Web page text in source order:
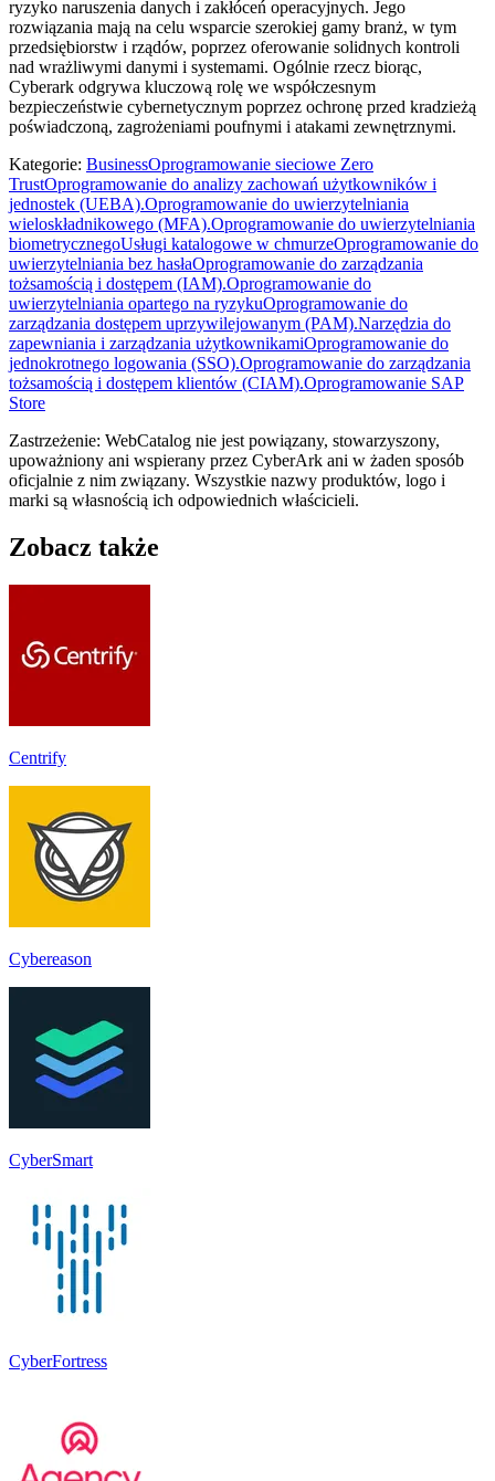
ryzyko naruszenia danych i zakłóceń operacyjnych. Jego
rozwiązania mają na celu wsparcie szerokiej gamy branż, w tym
przedsiębiorstw i rządów, poprzez oferowanie solidnych kontroli
nad wrażliwymi danymi i systemami. Ogólnie rzecz biorąc,
Cyberark odgrywa kluczową rolę we współczesnym
bezpieczeństwie cybernetycznym poprzez ochronę przed kradzieżą
poświadczoną, zagrożeniami poufnymi i atakami zewnętrznymi.
Kategorie: BusinessOprogramowanie sieciowe Zero
TrustOprogramowanie do analizy zachowań użytkowników i
jednostek (UEBA).Oprogramowanie do uwierzytelniania
wieloskładnikowego (MFA).Oprogramowanie do uwierzytelniania
biometrycznegoUsługi katalogowe w chmurzeOprogramowanie do
uwierzytelniania bez hasłaOprogramowanie do zarządzania
tożsamością i dostępem (IAM).Oprogramowanie do
uwierzytelniania opartego na ryzykuOprogramowanie do
zarządzania dostępem uprzywilejowanym (PAM).Narzędzia do
zapewniania i zarządzania użytkownikamiOprogramowanie do
jednokrotnego logowania (SSO).Oprogramowanie do zarządzania
tożsamością i dostępem klientów (CIAM).Oprogramowanie SAP
Store
Zastrzeżenie: WebCatalog nie jest powiązany, stowarzyszony,
upoważniony ani wspierany przez CyberArk ani w żaden sposób
oficjalnie z nim związany. Wszystkie nazwy produktów, logo i
marki są własnością ich odpowiednich właścicieli.
Zobacz także
Centrify
Cybereason
CyberSmart
CyberFortress